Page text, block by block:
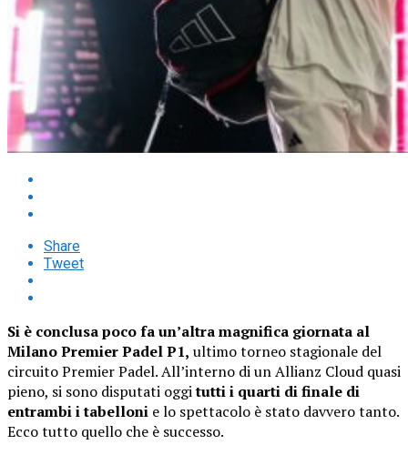
Share
Tweet
Si è conclusa poco fa un’altra magnifica giornata al
Milano Premier Padel P1, ultimo torneo stagionale del
circuito Premier Padel. All’interno di un Allianz Cloud quasi
pieno, si sono disputati oggitutti i quarti di finale di
entrambi i tabelloni e lo spettacolo è stato davvero tanto.
Ecco tutto quello che è successo.